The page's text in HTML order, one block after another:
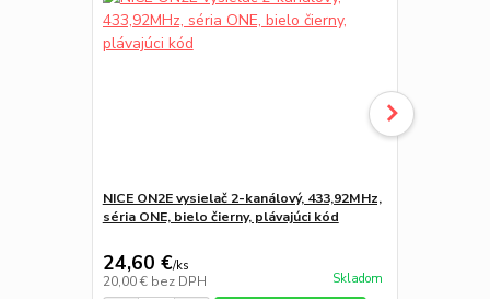
NICE ON2E vysielač 2-kanálový, 433,92MHz,
séria ONE, bielo čierny, plávajúci kód
24,60 €/ks
20,00 € bez DPH Skladom